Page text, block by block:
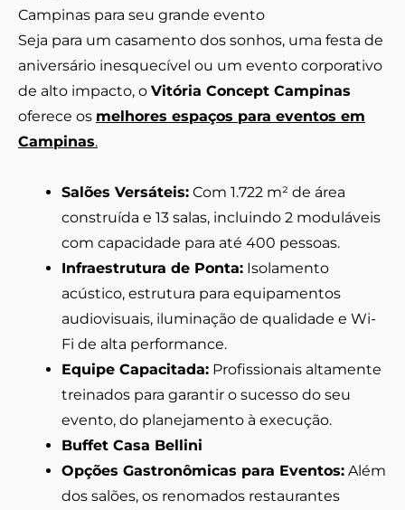
Campinas para seu grande evento
Seja para um casamento dos sonhos, uma festa de
aniversário inesquecível ou um evento corporativo
de alto impacto, o Vitória Concept Campinas
oferece os melhores espaços para eventos em
Campinas.
Salões Versáteis: Com 1.722 m² de área
construída e 13 salas, incluindo 2 moduláveis
com capacidade para até 400 pessoas.
Infraestrutura de Ponta: Isolamento
acústico, estrutura para equipamentos
audiovisuais, iluminação de qualidade e Wi-
Fi de alta performance.
Equipe Capacitada: Profissionais altamente
treinados para garantir o sucesso do seu
evento, do planejamento à execução.
Buffet Casa Bellini
Opções Gastronômicas para Eventos: Além
dos salões, os renomados restaurantes